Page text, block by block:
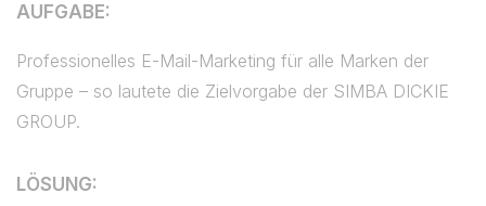
AUFGABE:
Professionelles E-Mail-Marketing für alle Marken der
Gruppe – so lautete die Zielvorgabe der SIMBA DICKIE
GROUP.
LÖSUNG: